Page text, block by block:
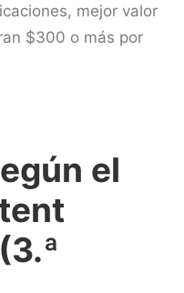
mejor valor
$300 o más por
el